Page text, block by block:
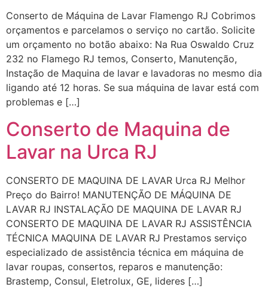
Conserto de Máquina de Lavar Flamengo RJ Cobrimos
orçamentos e parcelamos o serviço no cartão. Solicite
um orçamento no botão abaixo: Na Rua Oswaldo Cruz
232 no Flamego RJ temos, Conserto, Manutenção,
Instação de Maquina de lavar e lavadoras no mesmo dia
ligando até 12 horas. Se sua máquina de lavar está com
problemas e […]
Conserto de Maquina de
Lavar na Urca RJ
CONSERTO DE MAQUINA DE LAVAR Urca RJ Melhor
Preço do Bairro! MANUTENÇÃO DE MÁQUINA DE
LAVAR RJ INSTALAÇÃO DE MAQUINA DE LAVAR RJ
CONSERTO DE MAQUINA DE LAVAR RJ ASSISTÊNCIA
TÉCNICA MAQUINA DE LAVAR RJ Prestamos serviço
especializado de assistência técnica em máquina de
lavar roupas, consertos, reparos e manutenção:
Brastemp, Consul, Eletrolux, GE, lideres […]